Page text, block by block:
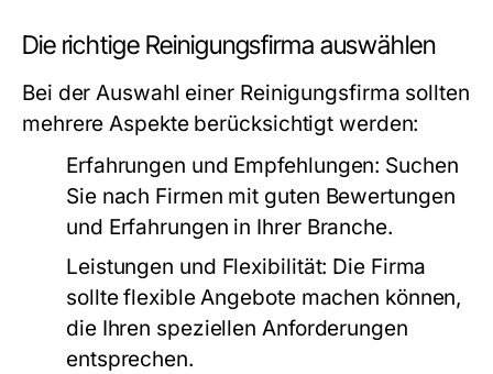
Die richtige Reinigungsfirma auswählen
Bei der Auswahl einer Reinigungsfirma sollten
mehrere Aspekte berücksichtigt werden:
Erfahrungen und Empfehlungen: Suchen
Sie nach Firmen mit guten Bewertungen
und Erfahrungen in Ihrer Branche.
Leistungen und Flexibilität: Die Firma
sollte flexible Angebote machen können,
die Ihren speziellen Anforderungen
entsprechen.